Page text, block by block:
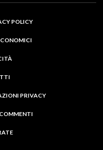
POLICY
PRIVACY